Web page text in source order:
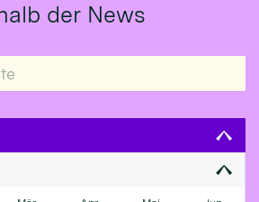
der News